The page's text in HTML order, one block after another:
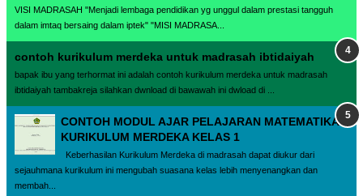
VISI MADRASAH "Menjadi lembaga pendidikan yg unggul dalam prestasi tangguh
dalam imtaq bersaing dalam iptek" "MISI MADRASA...
contoh kurikulum merdeka untuk madrasah ibtidaiyah
bapak ibu yang terhormat ini adalah contoh kurikulum merdeka untuk madrasah
ibtidaiyah tambakreja silahkan dwnload di bawawah ini dwload di ...
CONTOH MODUL AJAR PELAJARAN MATEMATIKA
KURIKULUM MERDEKA KELAS 1
Keberhasilan Kurikulum Merdeka di madrasah dapat diukur dari
sejauhmana kurikulum ini mengubah suasana kelas lebih menyenangkan dan
membah...